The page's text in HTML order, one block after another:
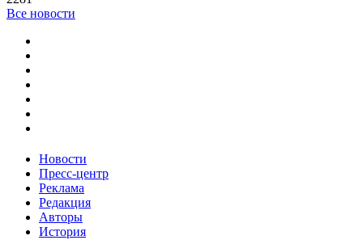
Все новости
Новости
Пресс-центр
Реклама
Редакция
Авторы
История